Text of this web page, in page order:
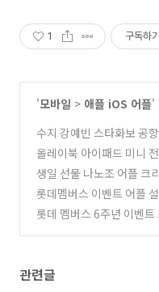
1 구독하기
'모바일 > 애플 iOS 어플'
수지 강예빈 스타화보 공
스패치 앱
(4)
올레이북 아이패드 미니
(2)
생일 선물 나노조 어플 크
주기
(7)
롯데멤버스 이벤트 어플
봅시다
(4)
롯데 멤버스 6주년 이벤
관련글